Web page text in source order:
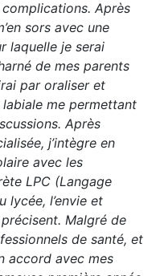
Après
sors avec une
laquelle je serai
de mes parents
par oraliser et
me permettant
Après
j’intègre en
avec les
LPC (Langage
lycée, l’envie et
Malgré de
de santé, et
accord avec mes